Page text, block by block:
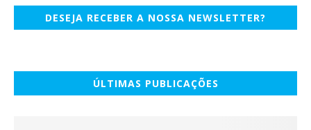
DESEJA RECEBER A NOSSA NEWSLETTER?
ÚLTIMAS PUBLICAÇÕES